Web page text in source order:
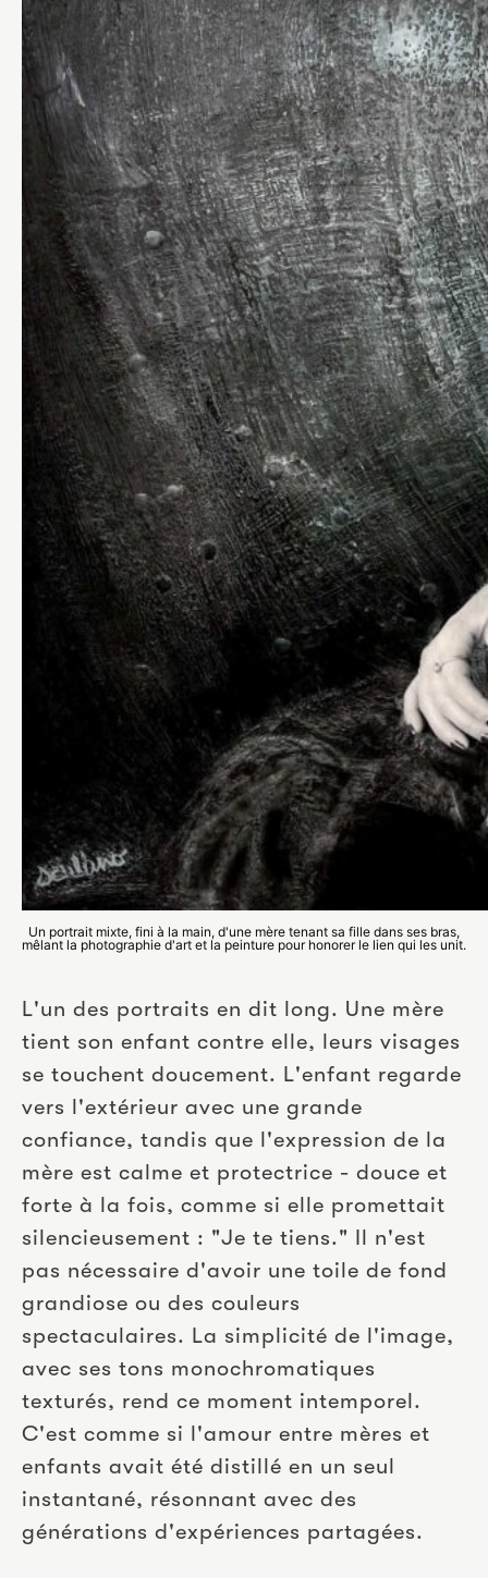
Un portrait mixte, fini à la main, d'une mère tenant sa fille dans ses bras,
mêlant la photographie d'art et la peinture pour honorer le lien qui les unit.
L'un des portraits en dit long. Une mère
tient son enfant contre elle, leurs visages
se touchent doucement. L'enfant regarde
vers l'extérieur avec une grande
confiance, tandis que l'expression de la
mère est calme et protectrice - douce et
forte à la fois, comme si elle promettait
silencieusement : "Je te tiens." Il n'est
pas nécessaire d'avoir une toile de fond
grandiose ou des couleurs
spectaculaires. La simplicité de l'image,
avec ses tons monochromatiques
texturés, rend ce moment intemporel.
C'est comme si l'amour entre mères et
enfants avait été distillé en un seul
instantané, résonnant avec des
générations d'expériences partagées.